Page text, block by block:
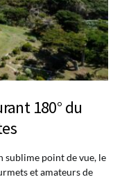
180° du
sublime point de vue, le
et amateurs de